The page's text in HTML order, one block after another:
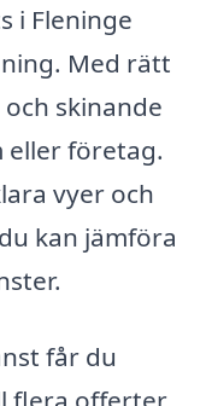
i Fleninge
Med rätt
skinande
företag.
vyer och
kan jämföra
får du